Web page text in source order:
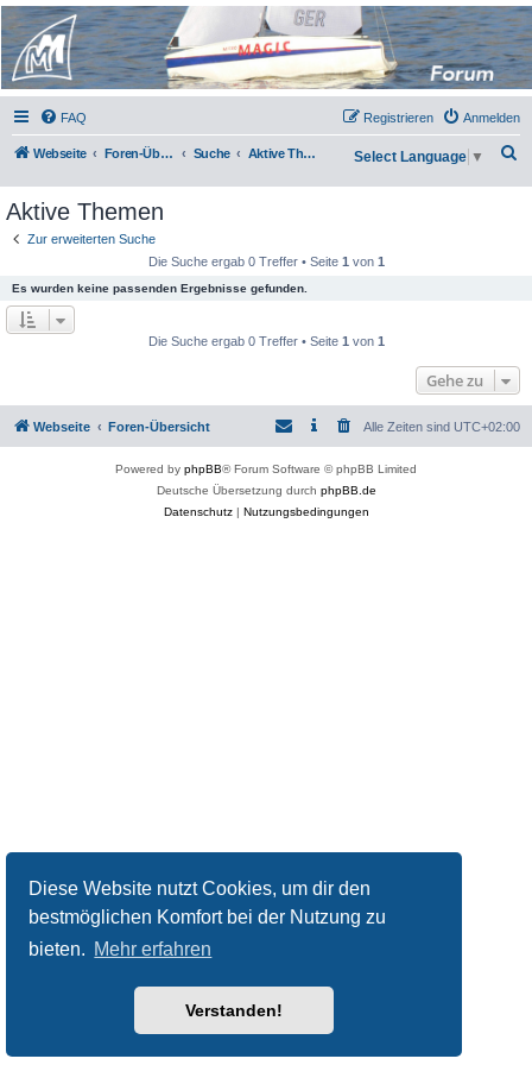
Diese Website nutzt Cookies, um dir den
bestmöglichen Komfort bei der Nutzung zu
bieten. Mehr erfahren
Verstanden!
Micro Magic Forum
Deutschland
FAQ Anmelden
Registrieren
Webseite Foren-Übersicht Suche Aktive Themen Select Language ▼
Aktive Themen
Zur erweiterten Suche
Die Suche ergab 0 Treffer • Seite 1 von 1
Es wurden keine passenden Ergebnisse gefunden.
Die Suche ergab 0 Treffer • Seite 1 von 1
Gehe zu
Webseite Foren-Übersicht Alle Zeiten sind UTC+02:00
Powered by phpBB® Forum Software © phpBB Limited
Deutsche Übersetzung durch phpBB.de
Datenschutz| Nutzungsbedingungen